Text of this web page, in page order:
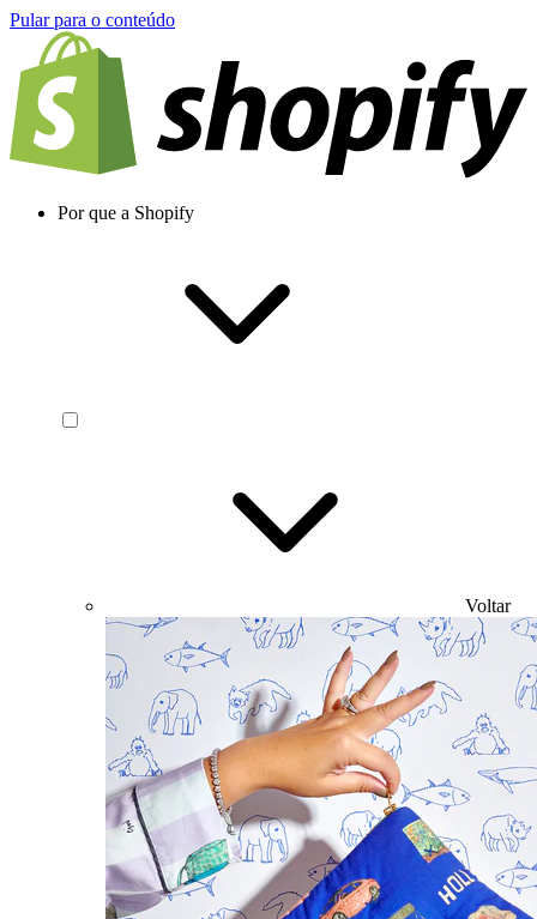
Pular para o conteúdo
Por que a Shopify
Voltar